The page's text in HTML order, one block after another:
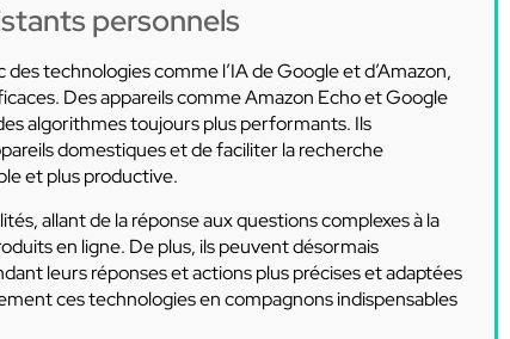
personnels
technologies comme l’IA de Google et d’Amazon,
Des appareils comme Amazon Echo et Google
algorithmes toujours plus performants. Ils
domestiques et de faciliter la recherche
et plus productive.
allant de la réponse aux questions complexes à la
en ligne. De plus, ils peuvent désormais
leurs réponses et actions plus précises et adaptées
ces technologies en compagnons indispensables